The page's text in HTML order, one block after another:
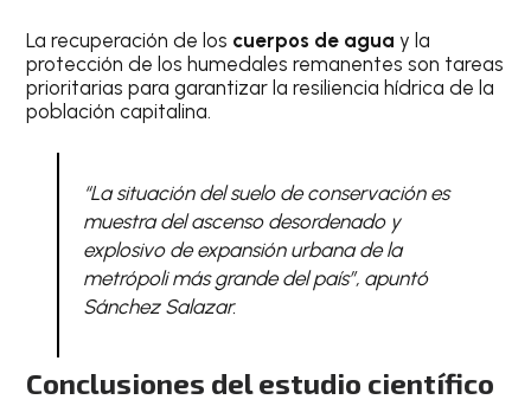
La recuperación de los cuerpos de agua y la
protección de los humedales remanentes son tareas
prioritarias para garantizar la resiliencia hídrica de la
población capitalina.
“La situación del suelo de conservación es
muestra del ascenso desordenado y
explosivo de expansión urbana de la
metrópoli más grande del país”, apuntó
Sánchez Salazar.
Conclusiones del estudio científico